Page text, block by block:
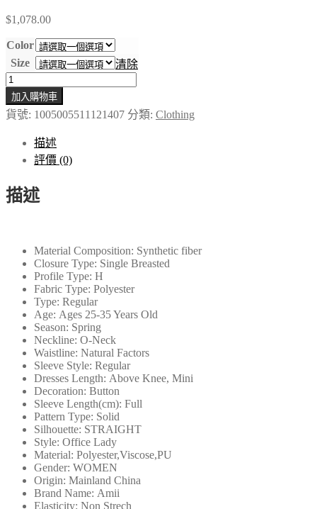
$1,078.00
Color
Size
清除
女
式
極
優
雅
加入購物車
貨號: 1005005511121407 分類: Clothing
描述
評價 (0)
描述
Material Composition: Synthetic fiber
Closure Type: Single Breasted
Profile Type: H
Fabric Type: Polyester
Type: Regular
Age: Ages 25-35 Years Old
Season: Spring
Neckline: O-Neck
Waistline: Natural Factors
Sleeve Style: Regular
Dresses Length: Above Knee, Mini
Decoration: Button
Sleeve Length(cm): Full
Pattern Type: Solid
Silhouette: STRAIGHT
Style: Office Lady
Material: Polyester,Viscose,PU
Gender: WOMEN
Origin: Mainland China
Brand Name: Amii
Elasticity: Non Strech